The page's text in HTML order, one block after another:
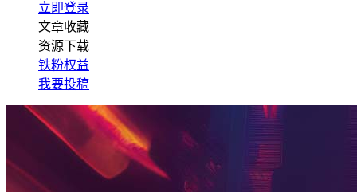
立即登录
文章收藏
资源下载
铁粉权益
我要投稿